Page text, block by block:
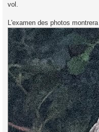
vol.
L'examen des photos